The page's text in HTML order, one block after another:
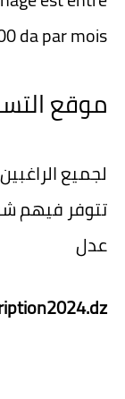
da par mois.
موقع
لجميع
عدل